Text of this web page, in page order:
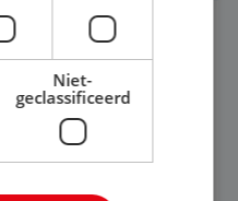
leukste dat er is. Of
een ander: jij vindt
Niet-
geclassificeerd